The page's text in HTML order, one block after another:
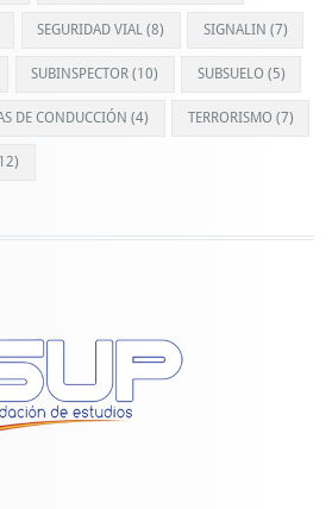
SEGURIDAD VIAL (8) SIGNALIN (7)
SUBINSPECTOR (10) SUBSUELO (5)
DE CONDUCCIÓN (4) TERRORISMO (7)